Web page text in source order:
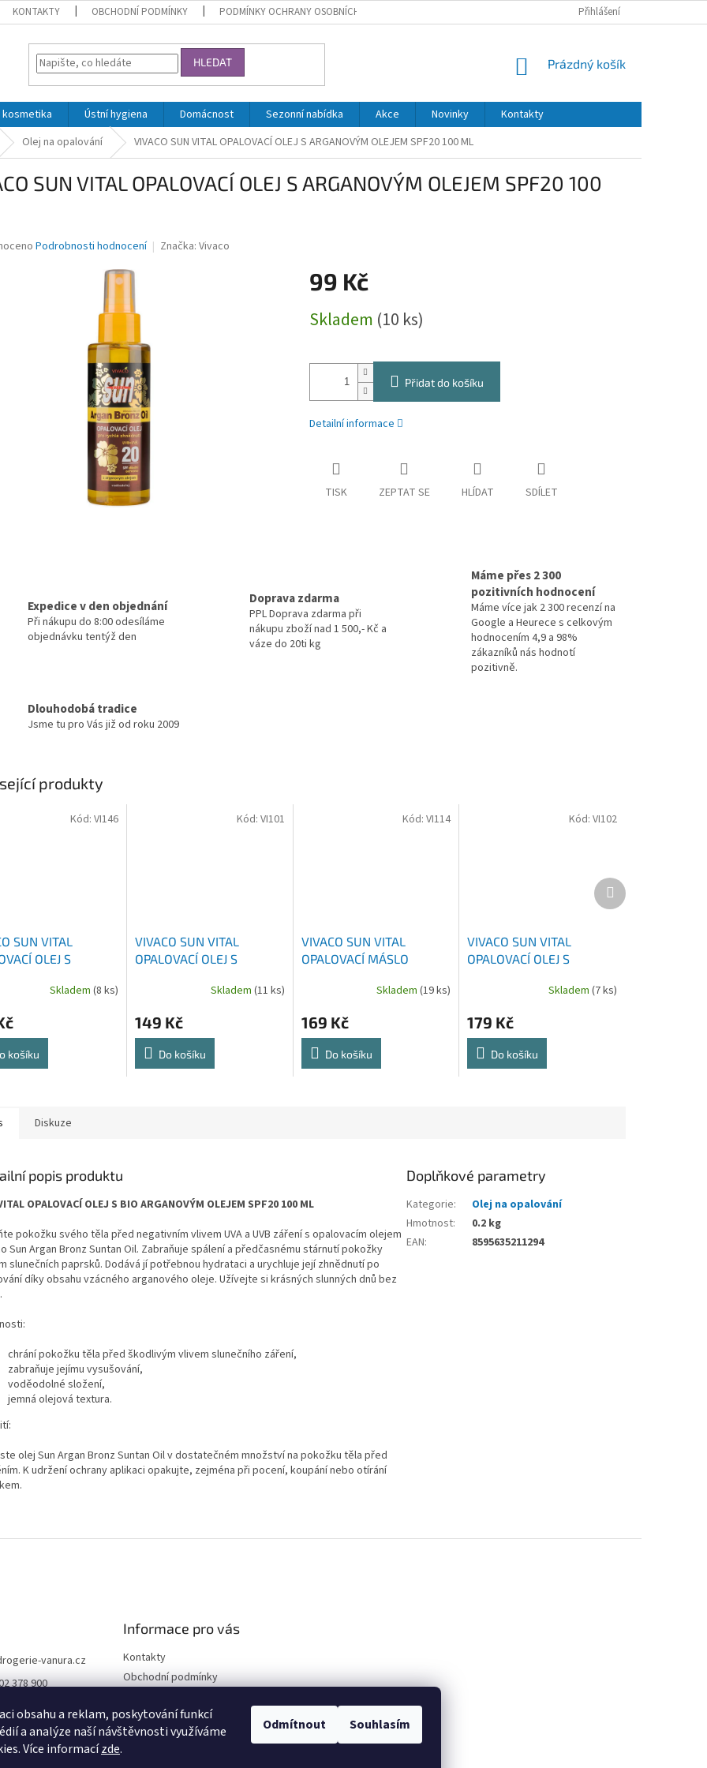
obsahu a reklam, poskytování funkcí
a analýze naší návštěvnosti využíváme
Více informacízde.
Odmítnout Souhlasím
KONTAKTY OBCHODNÍ PODMÍNKY PODMÍNKY OCHRANY OSOBNÍCH ÚDAJŮ Přihlášení
HLEDAT
NÁKUPNÍ
Prázdný košík
Ústní hygiena Domácnost Sezonní nabídka Akce Novinky
Kontakty
Olej na opalování VIVACO SUN VITAL OPALOVACÍ OLEJ S ARGANOVÝM OLEJEM SPF20 100 ML
SUN VITAL OPALOVACÍ OLEJ S ARGANOVÝM OLEJEM SPF20 100
Podrobnosti hodnocení Značka: Vivaco
99 Kč
cena:
Skladem (10 ks)
Přidat do košíku
Detailní informace
TISK ZEPTAT SE HLÍDAT SDÍLET
Expedice v den objednání
Při nákupu do 8:00 odesíláme
objednávku tentýž den
Doprava zdarma
PPL Doprava zdarma při
nákupu zboží nad 1 500,- Kč a
váze do 20ti kg
Máme přes 2 300
pozitivních hodnocení
Máme více jak 2 300 recenzí na
Google a Heurece s celkovým
hodnocením 4,9 a 98%
zákazníků nás hodnotí
pozitivně.
Dlouhodobá tradice
Jsme tu pro Vás již od roku 2009
produkty
SUN VITAL
OLEJ S
Skladem (8 ks)
košíku
Kód: VI146
VIVACO SUN VITAL
OPALOVACÍ OLEJ S
SPF20 200 MLSkladem (11 ks)
149 Kč
Do košíku
Kód: VI101
VIVACO SUN VITAL
OPALOVACÍ MÁSLO
SPF15 200 MLSkladem(19 ks)
169 Kč
Do košíku
Kód:VI114
VIVACO SUN VITAL
OPALOVACÍ OLEJ S
SPF30 200 MLSkladem (7 ks)
179 Kč
Do košíku
Kód: VI102
Další
produkt
Diskuze
popis produktu
OPALOVACÍ OLEJ S BIO ARGANOVÝM OLEJEM SPF20 100 ML
pokožku svého těla před negativním vlivem UVA a UVB záření s opalovacím olejem
Sun Argan Bronz Suntan Oil. Zabraňuje spálení a předčasnému stárnutí pokožky
slunečních paprsků. Dodává jí potřebnou hydrataci a urychluje její zhnědnutí po
díky obsahu vzácného arganového oleje. Užívejte si krásných slunných dnů bez
chrání pokožku těla před škodlivým vlivem slunečního záření,
zabraňuje jejímu vysušování,
voděodolné složení,
jemná olejová textura.
olej Sun Argan Bronz Suntan Oil v dostatečném množství na pokožku těla před
K udržení ochrany aplikaci opakujte, zejména při pocení, koupání nebo otírání
Doplňkové parametry
Kategorie:
Olej na opalování
Hmotnost:
0.2 kg
EAN: 8595635211294
vanura.cz
378 900
Informace pro vás
Kontakty
Obchodní podmínky
údajů
Dodací a platební podmínky